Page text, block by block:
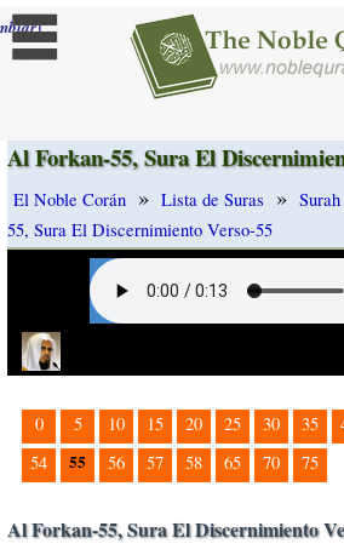
]
Al Forkan-55, Sura El
El Noble Corán » Lista de Suras »
55, Sura El Discernimiento Verso-55
0 5 10 15 20 25 30 35
54
55 56 57 58 65 70 75
Al Forkan-55, Sura El Discernimiento